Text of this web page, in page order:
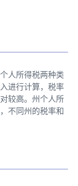
人所得税两种类
进行计算，税率
较高。州个人所
不同州的税率和